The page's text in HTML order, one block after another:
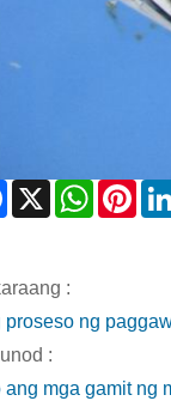
Facebook
X WhatsApp
:
proseso ng
:
ang mga gamit ng